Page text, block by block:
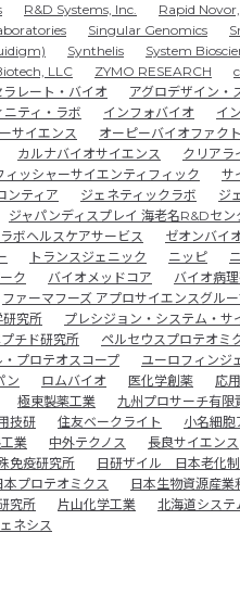
R&D Systems, Inc. Rapid
Singular Genomics
Synthelis
System
LLC ZYMO RESEARCH
ラレート・バイオ アグロデザイン・
ニティ・ラボ インフォバイオ
イ
サイエンス オーピーバイオファク
カルナバイオサイエンス クリアラ
ィッシャーサイエンティフィック
サ
ンティア ジェネティックラボ ジ
ジャパンディスプレイ 海老名R&Dセン
ボヘルスケアサービス ゼオンバイ
トランスジェニック ニッピ
ク バイオメッドコア バイオ病
ファーマフーズ アプロサイエンスグル
研究所 プレシジョン・システム・サ
チド研究所 ペルセウスプロテオミ
・プロテオスコープ ユーロフィンジ
ン ロムバイオ 医化学創薬 応
極東製薬工業 九州プロサーチ有限
技研 住友ベークライト 小名細胞
業 中外テクノス 長良サイエンス
免疫研究所 日研ザイル 日本老化
本プロテオミクス
日本生物資源産業
究所 片山化学工業 北海道システ
ネシス